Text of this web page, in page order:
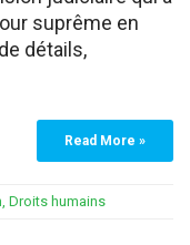
suprême en
détails,
Read More »
, Droits humains